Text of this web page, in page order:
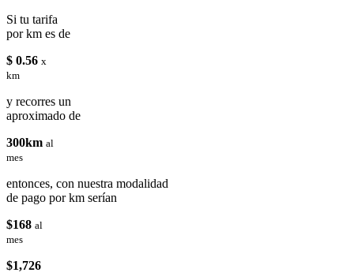
Si tu tarifa
por km es de
$ 0.56 x
km
y recorres un
aproximado de
300km al
mes
entonces, con nuestra modalidad
de pago por km serían
$168 al
mes
$1,726